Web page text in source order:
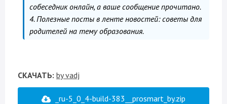
собеседник онлайн, а ваше сообщение прочитано.
4. Полезные посты в ленте новостей: советы для
родителей на тему образования.
СКАЧАТЬ: by vadj
_ru-5_0_4-build-383__prosmart_by.zip